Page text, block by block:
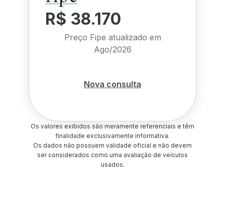
R$ 38.170
Preço Fipe atualizado em
Ago/2026
Nova consulta
Os valores exibidos são meramente referenciais e têm
finalidade exclusivamente informativa.
Os dados não possuem validade oficial e não devem
ser considerados como uma avaliação de veículos
usados.